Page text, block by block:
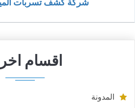
اقسام
المدونة